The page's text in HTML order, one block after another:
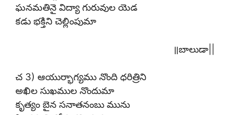
ఘనమతినై విద్యా గురువుల యెడ
కడు భక్తిని చెల్లింపుమా
॥బాలుడా||
చ 3) ఆయుర్భాగ్యము నొంది ధరిత్రిని
అఖిల సుఖముల నొందుమా
కృత్యం బైన సనాతనంబు మును